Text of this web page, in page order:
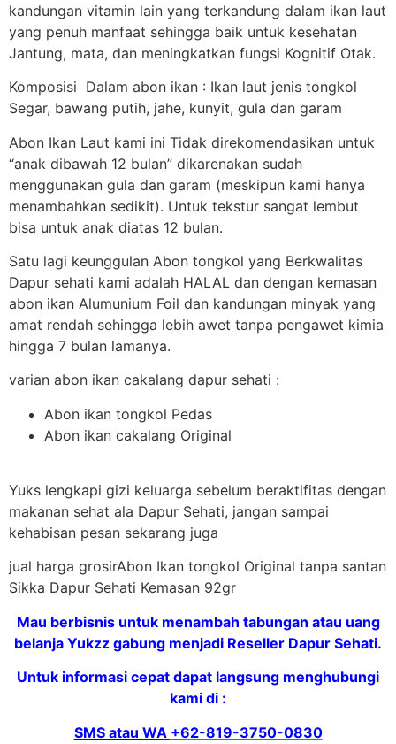
kandungan vitamin lain yang terkandung dalam ikan laut
yang penuh manfaat sehingga baik untuk kesehatan
Jantung, mata, dan meningkatkan fungsi Kognitif Otak.
Komposisi Dalam abon ikan : Ikan laut jenis tongkol
Segar, bawang putih, jahe, kunyit, gula dan garam
Abon Ikan Laut kami ini Tidak direkomendasikan untuk
“anak dibawah 12 bulan” dikarenakan sudah
menggunakan gula dan garam (meskipun kami hanya
menambahkan sedikit). Untuk tekstur sangat lembut
bisa untuk anak diatas 12 bulan.
Satu lagi keunggulan Abon tongkol yang Berkwalitas
Dapur sehati kami adalah HALAL dan dengan kemasan
abon ikan Alumunium Foil dan kandungan minyak yang
amat rendah sehingga lebih awet tanpa pengawet kimia
hingga 7 bulan lamanya.
varian abon ikan cakalang dapur sehati :
Abon ikan tongkol Pedas
Abon ikan cakalang Original
Yuks lengkapi gizi keluarga sebelum beraktifitas dengan
makanan sehat ala Dapur Sehati, jangan sampai
kehabisan pesan sekarang juga
jual harga grosirAbon Ikan tongkol Original tanpa santan
Sikka Dapur Sehati Kemasan 92gr
Mau berbisnis untuk menambah tabungan atau uang
belanja Yukzz gabung menjadi Reseller Dapur Sehati.
Untuk informasi cepat dapat langsung menghubungi
kami di :
SMS atau WA +62-819-3750-0830